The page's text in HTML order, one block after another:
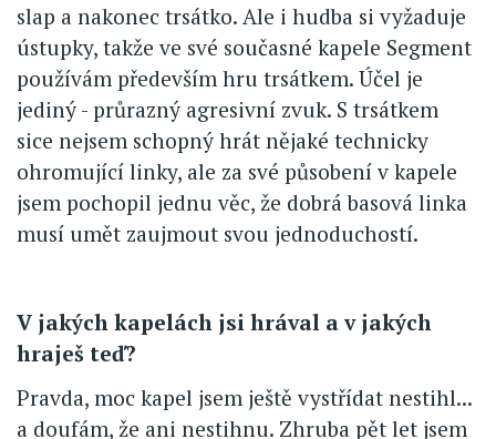
slap a nakonec trsátko. Ale i hudba si vyžaduje
ústupky, takže ve své současné kapele Segment
používám především hru trsátkem. Účel je
jediný - průrazný agresivní zvuk. S trsátkem
sice nejsem schopný hrát nějaké technicky
ohromující linky, ale za své působení v kapele
jsem pochopil jednu věc, že dobrá basová linka
musí umět zaujmout svou jednoduchostí.
V jakých kapelách jsi hrával a v jakých
hraješ teď?
Pravda, moc kapel jsem ještě vystřídat nestihl...
a doufám, že ani nestihnu. Zhruba pět let jsem